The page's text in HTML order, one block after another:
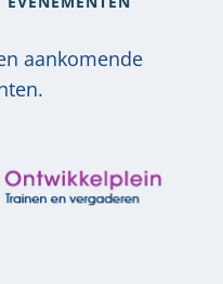
aankomende